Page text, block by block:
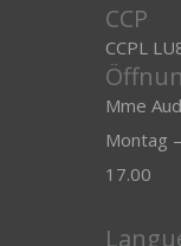
CCP
CCPL
Mme
Montag
17.00